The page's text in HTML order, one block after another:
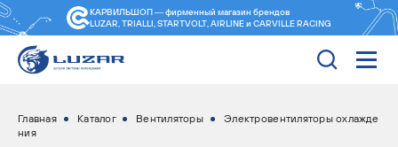
КАРВИЛЬШОП — фирменный магазин брендов
LUZAR, TRIALLI, STARTVOLT, AIRLINE и CARVILLE RACING
Главная Каталог Вентиляторы
Электровентиляторы охлажде
ния